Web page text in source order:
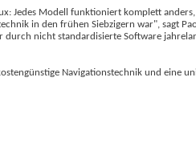
Jedes Modell funktioniert komplett
in den frühen Siebzigern war", sagt
nicht standardisierte Software
Navigationstechnik und eine